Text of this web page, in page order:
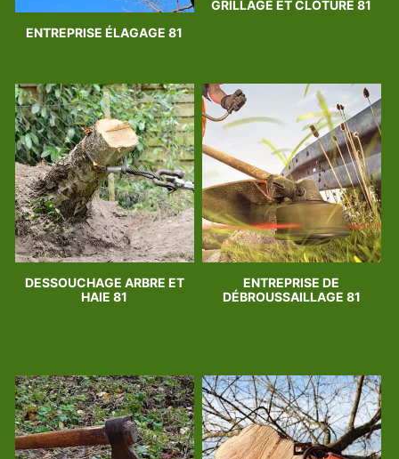
ENTREPRISE ÉLAGAGE 81
GRILLAGE ET CLÔTURE 81
DESSOUCHAGE ARBRE ET
HAIE 81
ENTREPRISE DE
DÉBROUSSAILLAGE 81